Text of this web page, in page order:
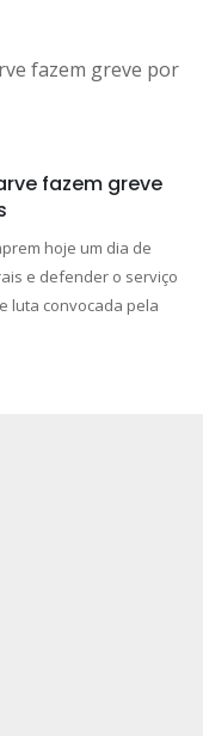
fazem greve
hoje um dia de
e defender o serviço
luta convocada pela